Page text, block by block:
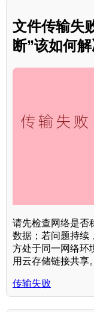
文件传输失
断”该如何解
请先检查网络是否
数据；若问题持续
方处于同一网络环
用云存储链接共享。
传输失败